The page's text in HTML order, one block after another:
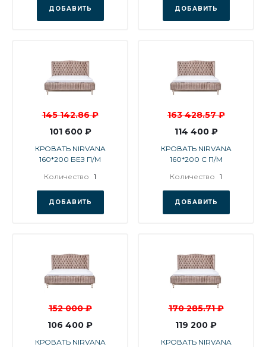
ДОБАВИТЬ ДОБАВИТЬ
145 142.86 ₽
101 600 ₽
КРОВАТЬ NIRVANA
160*200 БЕЗ П/М
Количество 1
ДОБАВИТЬ
163 428.57 ₽
114 400 ₽
КРОВАТЬ NIRVANA
160*200 С П/М
Количество 1
ДОБАВИТЬ
152 000 ₽
106 400 ₽
КРОВАТЬ NIRVANA
170 285.71 ₽
119 200 ₽
КРОВАТЬ NIRVANA